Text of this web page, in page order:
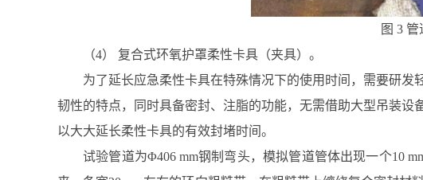
图 3
（4） 复合式环氧护罩柔性卡具（夹具）。
为了延长应急柔性卡具在特殊情况下的使用时间，需要研发
韧性的特点，同时具备密封、注脂的功能，无需借助大型吊装
以大大延长柔性卡具的有效封堵时间。
试验管道为Φ406 mm钢制弯头，模拟管道管体出现一个10